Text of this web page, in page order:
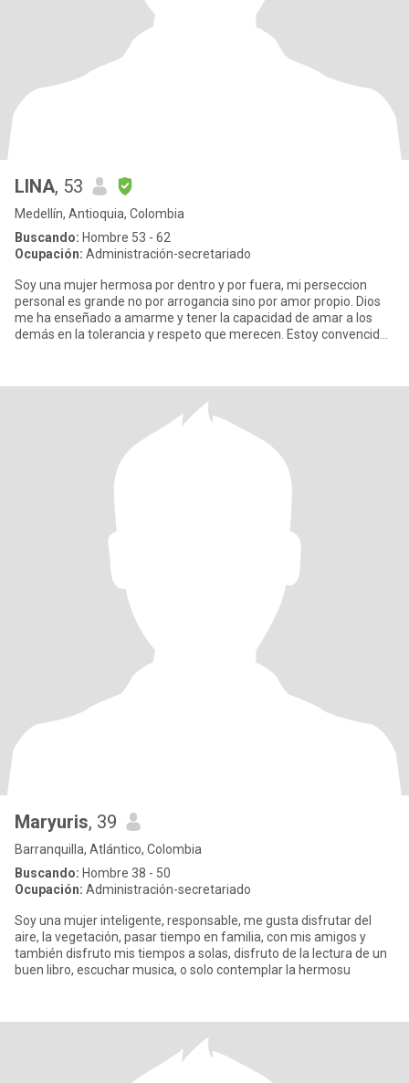
LINA, 53
Medellín, Antioquia, Colombia
Buscando: Hombre 53 - 62
Ocupación: Administración-secretariado
Soy una mujer hermosa por dentro y por fuera, mi perseccion
personal es grande no por arrogancia sino por amor propio. Dios
me ha enseñado a amarme y tener la capacidad de amar a los
demás en la tolerancia y respeto que merecen. Estoy convencida
Maryuris, 39
Barranquilla, Atlántico, Colombia
Buscando: Hombre 38 - 50
Ocupación: Administración-secretariado
Soy una mujer inteligente, responsable, me gusta disfrutar del
aire, la vegetación, pasar tiempo en familia, con mis amigos y
también disfruto mis tiempos a solas, disfruto de la lectura de un
buen libro, escuchar musica, o solo contemplar la hermosu